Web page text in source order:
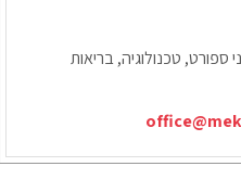
ספורט, טכנולוגיה, בריאות